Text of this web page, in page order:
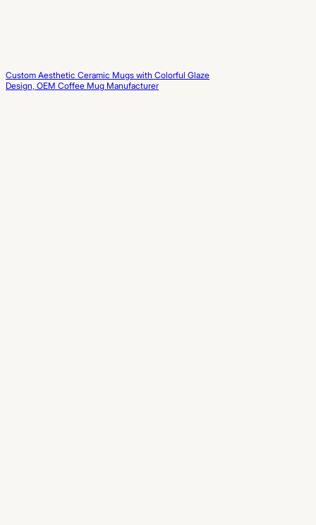
Custom Aesthetic Ceramic Mugs with Colorful Glaze
Design, OEM Coffee Mug Manufacturer